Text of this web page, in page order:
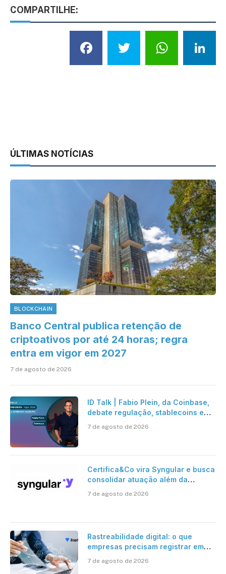
COMPARTILHE:
Facebook
Twitter
ÚLTIMAS NOTÍCIAS
BLOCKCHAIN
Banco Central publica retenção de
criptoativos por até 24 horas; regra
entra em vigor em 2027
7 de agosto de 2026
ID Talk | Fabio Plein, da Coinbase,
debate regulação, stablecoins e
7 de agosto de 2026
Certifica&Co vira Syngular e busca
consolidar atuação além da
7 de agosto de 2026
Rastreabilidade digital: o que
empresas precisam registrar em
7 de agosto de 2026